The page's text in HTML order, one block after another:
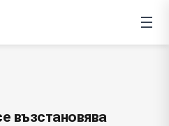
възстановява